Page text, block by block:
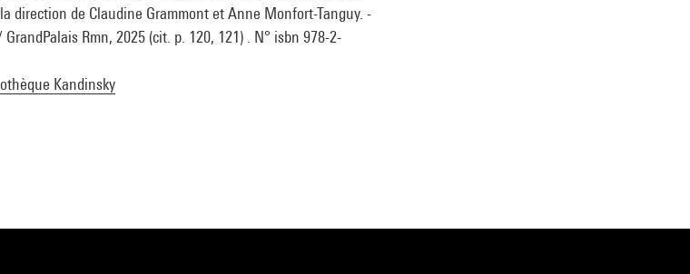
direction de Claudine Grammont et Anne Monfort-Tanguy. -
Rmn, 2025 (cit. p. 120, 121) . N° isbn 978-2-
Kandinsky